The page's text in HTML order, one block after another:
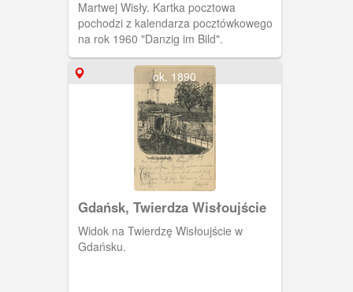
Martwej Wisły. Kartka pocztowa
pochodzi z kalendarza pocztówkowego
na rok 1960 "Danzig im Bild".
ok. 1890
Gdańsk, Twierdza Wisłoujście
Widok na Twierdzę Wisłoujście w
Gdańsku.